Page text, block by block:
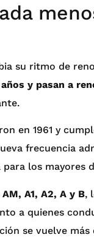
su ritmo de
y pasan a
en 1961 y
frecuencia
los mayores
A1, A2, A y B,
a quienes
se vuelve